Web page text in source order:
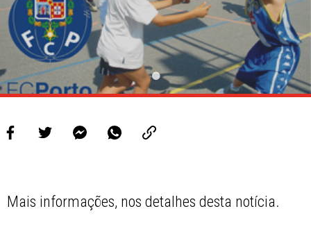
Mais informações, nos detalhes desta notícia.